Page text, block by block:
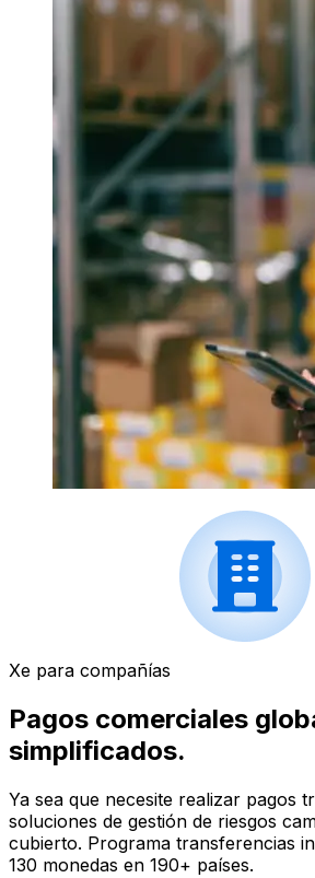
Xe para compañías
Pagos comerciales
simplificados.
Ya sea que necesite realizar pagos
soluciones de gestión de riesgos
cubierto. Programa transferencias
130 monedas en 190+ países.